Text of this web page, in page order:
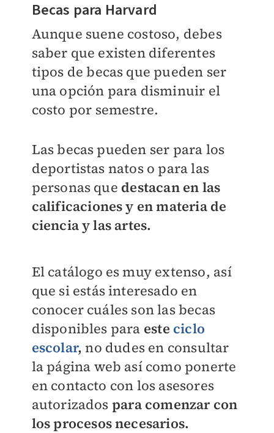
Becas para Harvard
Aunque suene costoso, debes
saber que existen diferentes
tipos de becas que pueden ser
una opción para disminuir el
costo por semestre.
Las becas pueden ser para los
deportistas natos o para las
personas que destacan en las
calificaciones y en materia de
ciencia y las artes.
El catálogo es muy extenso, así
que si estás interesado en
conocer cuáles son las becas
disponibles para este ciclo
escolar, no dudes en consultar
la página web así como ponerte
en contacto con los asesores
autorizados para comenzar con
los procesos necesarios.